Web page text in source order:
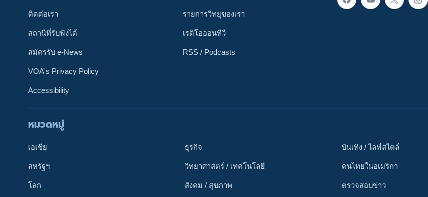
ติดตามเรา
เลือกภาษา
ติดต่อเรา
สถานีที่รับฟังได้
สมัครรับ e-News
VOA's Privacy Policy
Accessibility
รายการวิทยุของเรา
เรดิโอออนทีวี
RSS / Podcasts
หมวดหมู่
เอเชีย
สหรัฐฯ
โลก
ธุรกิจ
วิทยาศาสตร์ / เทคโนโลยี
สังคม / สุขภาพ
บันเทิง / ไลฟ์สไตล์
คนไทยในอเมริกา
ตรวจสอบข่าว